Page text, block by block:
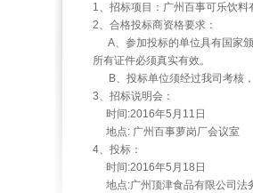
1、招标项目：广州百事可乐饮
2、合格投标商资格要求：
A、参加投标的单位具有国家
所有证件必须真实有效。
B、投标单位须经过我司考核
3、招标说明会：
时间 :2016年5 月 11 日
地点: 广州百事萝岗厂会议室
4、投标：
时间 :2016年5 月 18 日
地点:广州顶津食品有限公司法